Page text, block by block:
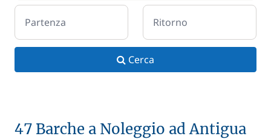
Partenza Ritorno
Cerca
47 Barche a Noleggio ad Antigua